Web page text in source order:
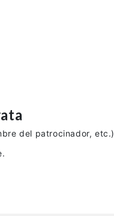
del patrocinador, etc.)